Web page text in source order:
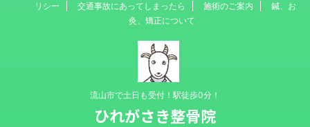
リシー
交通事故にあってしまったら 施術のご案内
鍼、お
灸、矯正について
流山市で土日も受付！駅徒歩0分！
ひれがさき整骨院